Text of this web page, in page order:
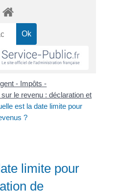
- Impôts -
sur le revenu : déclaration et
est la date limite pour
?
limite pour
de